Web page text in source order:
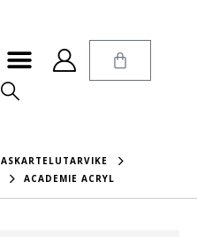
ASKARTELUTARVIKE
ACADEMIE ACRYL